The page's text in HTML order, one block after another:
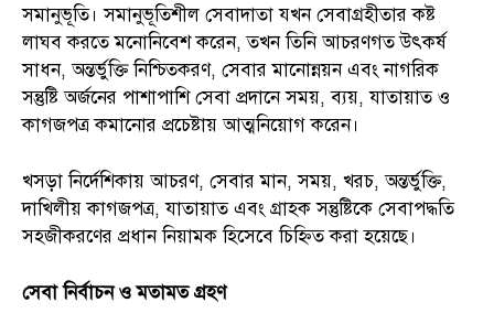
সমানুভূতি। সমানুভূতিশীল সেবাদাতা যখন সেবাগ্রহীতার কষ্ট
লাঘব করতে মনোনিবেশ করেন, তখন তিনি আচরণগত উৎকর্ষ
সাধন, অন্তর্ভুক্তি নিশ্চিতকরণ, সেবার মানোন্নয়ন এবং নাগরিক
সন্তুষ্টি অর্জনের পাশাপাশি সেবা প্রদানে সময়, ব্যয়, যাতায়াত ও
কাগজপত্র কমানোর প্রচেষ্টায় আত্মনিয়োগ করেন।
খসড়া নির্দেশিকায় আচরণ, সেবার মান, সময়, খরচ, অন্তর্ভুক্তি,
দাখিলীয় কাগজপত্র, যাতায়াত এবং গ্রাহক সন্তুষ্টিকে সেবাপদ্ধতি
সহজীকরণের প্রধান নিয়ামক হিসেবে চিহ্নিত করা হয়েছে।
সেবা নির্বাচন ও মতামত গ্রহণ